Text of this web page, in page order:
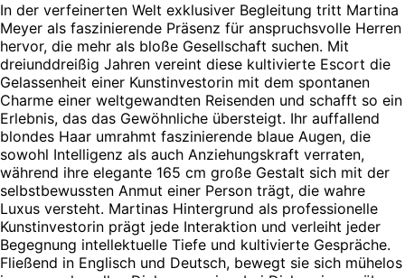
In der verfeinerten Welt exklusiver Begleitung tritt Martina
Meyer als faszinierende Präsenz für anspruchsvolle Herren
hervor, die mehr als bloße Gesellschaft suchen. Mit
dreiunddreißig Jahren vereint diese kultivierte Escort die
Gelassenheit einer Kunstinvestorin mit dem spontanen
Charme einer weltgewandten Reisenden und schafft so ein
Erlebnis, das das Gewöhnliche übersteigt. Ihr auffallend
blondes Haar umrahmt faszinierende blaue Augen, die
sowohl Intelligenz als auch Anziehungskraft verraten,
während ihre elegante 165 cm große Gestalt sich mit der
selbstbewussten Anmut einer Person trägt, die wahre
Luxus versteht. Martinas Hintergrund als professionelle
Kunstinvestorin prägt jede Interaktion und verleiht jeder
Begegnung intellektuelle Tiefe und kultivierte Gespräche.
Fließend in Englisch und Deutsch, bewegt sie sich mühelos